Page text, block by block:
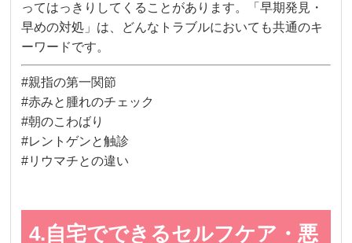
ってはっきりしてくることがあります。「早期発見・
早めの対処」は、どんなトラブルにおいても共通のキ
ーワードです。
#親指の第一関節
#赤みと腫れのチェック
#朝のこわばり
#レントゲンと触診
#リウマチとの違い
4.自宅でできるセルフケア・悪